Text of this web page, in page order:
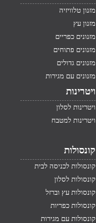
מזנון טלוויזיה
מזנון עץ
מזנונים כפריים
מזנונים פתוחים
מזנונים גדולים
מזנונים עם מגירות
ויטרינות
ויטרינות לסלון
ויטרינות למטבח
קונסולות
קונסולות לכניסה לבית
קונסולות לסלון
קונסולות עץ וברזל
קונסולות כפריות
קונסולות עם מגירות